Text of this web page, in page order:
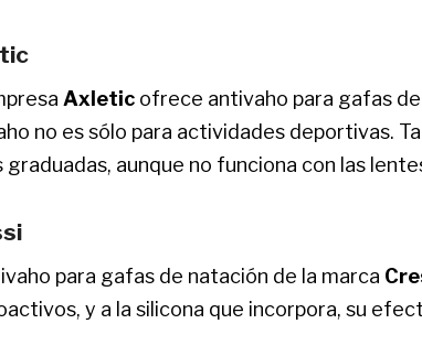
Axletic ofrece antivaho para gafas
no es sólo para actividades deportivas.
graduadas, aunque no funciona con las
para gafas de natación de la marca
y a la silicona que incorpora, su